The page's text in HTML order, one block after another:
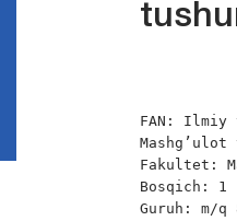
FAN: Ilmiy
Fakultet:
Bosqich: 1
Guruh: m/q